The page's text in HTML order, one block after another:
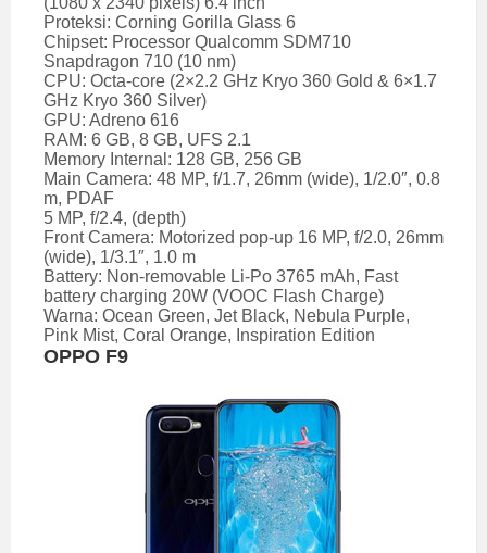
Proteksi: Corning Gorilla Glass 6
Chipset: Processor Qualcomm SDM710
Snapdragon 710 (10 nm)
CPU: Octa-core (2×2.2 GHz Kryo 360 Gold & 6×1.7
GHz Kryo 360 Silver)
GPU: Adreno 616
RAM: 6 GB, 8 GB, UFS 2.1
Memory Internal: 128 GB, 256 GB
Main Camera: 48 MP, f/1.7, 26mm (wide), 1/2.0″, 0.8
m, PDAF
5 MP, f/2.4, (depth)
Front Camera: Motorized pop-up 16 MP, f/2.0, 26mm
(wide), 1/3.1″, 1.0 m
Battery: Non-removable Li-Po 3765 mAh, Fast
battery charging 20W (VOOC Flash Charge)
Warna: Ocean Green, Jet Black, Nebula Purple,
Pink Mist, Coral Orange, Inspiration Edition
OPPO F9